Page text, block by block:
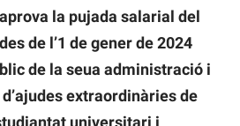
aprova la pujada salarial del
de l’1 de gener de 2024
de la seua administració i
extraordinàries de